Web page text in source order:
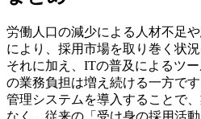
労働人口の減少による人材不足
により、採用市場を取り巻く状
それに加え、ITの普及によるツ
の業務負担は増え続ける一方で
管理システムを導入することで